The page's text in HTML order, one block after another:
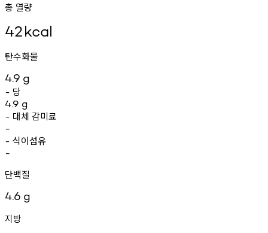
총 열량
42kcal
탄수화물
4.9 g
- 당
4.9 g
- 대체 감미료
-
- 식이섬유
-
단백질
4.6 g
지방